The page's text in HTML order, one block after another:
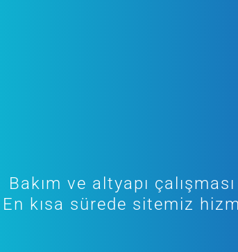
Bakım ve altyapı
En kısa sürede sitemiz